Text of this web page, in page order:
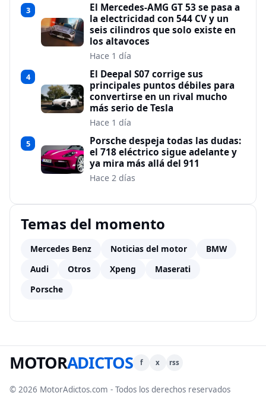
3
El Mercedes-AMG GT 53 se pasa a
la electricidad con 544 CV y un
seis cilindros que solo existe en
los altavoces
Hace 1 día
4
El Deepal S07 corrige sus
principales puntos débiles para
convertirse en un rival mucho
más serio de Tesla
Hace 1 día
5
Porsche despeja todas las dudas:
el 718 eléctrico sigue adelante y
ya mira más allá del 911
Hace 2 días
Temas del momento
Mercedes Benz Noticias del motor
BMW
Audi
Otros Xpeng
Maserati
Porsche
MOTORADICTOS f x rss
© 2026 MotorAdictos.com - Todos los derechos reservados